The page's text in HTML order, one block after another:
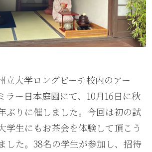
立大学ロングビーチ校内のアー
ラー日本庭園にて、10月16日に秋
ぶりに催しました。今回は初の試
学生にもお茶会を体験して頂こう
した。38名の学生が参加し、招待